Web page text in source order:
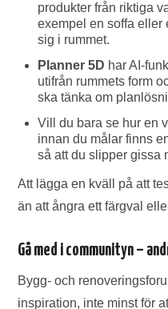
produkter från riktiga
exempel en soffa eller
sig i rummet.
Planner 5D har AI-
utifrån rummets form
ska tänka om
Vill du bara se hur en
innan du målar finns
så att du slipper gissa
Att lägga en kväll på att
än att ångra ett färgval
Gå med i communityn –
Bygg- och
inspiration, inte minst för